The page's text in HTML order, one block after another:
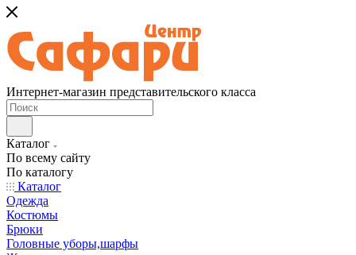
Интернет-магазин представительского класса
Каталог
По всему сайту
По каталогу
Каталог
Одежда
Костюмы
Брюки
Головные уборы,шарфы